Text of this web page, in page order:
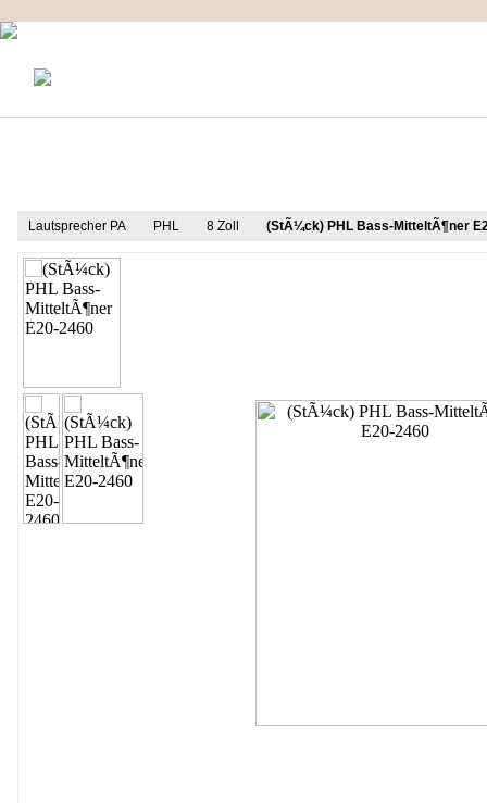
Lautsprecher PA PHL 8 Zoll (StÃ¼ck) PHL Bass-MitteltÃ¶ner